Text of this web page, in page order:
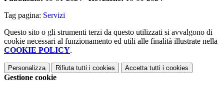
Tag pagina: Servizi
Questo sito o gli strumenti terzi da questo utilizzati si avvalgono di
cookie necessari al funzionamento ed utili alle finalità illustrate nella
COOKIE POLICY.
Personalizza Rifiuta tutti i cookies Accetta tutti i cookies
Gestione cookie